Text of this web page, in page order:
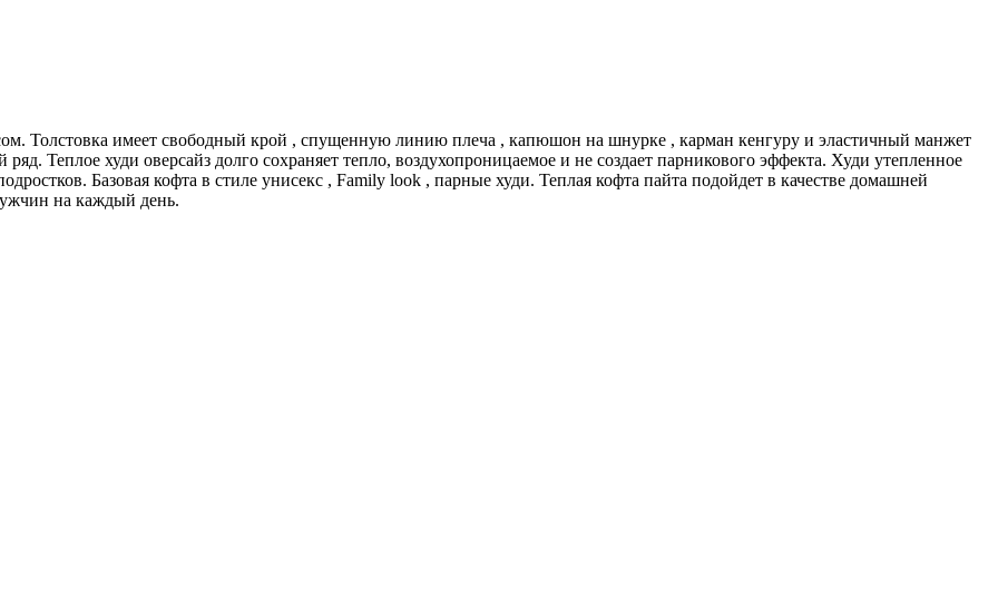
Толстовка имеет свободный крой , спущенную линию плеча , капюшон на шнурке , карман кенгуру и эластичный манжет
Теплое худи оверсайз долго сохраняет тепло, воздухопроницаемое и не создает парникового эффекта. Худи утепленное
Базовая кофта в стиле унисекс , Family look , парные худи. Теплая кофта пайта подойдет в качестве домашней
на каждый день.